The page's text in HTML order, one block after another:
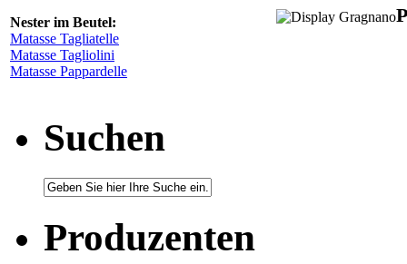
Nester im Beutel:
Matasse Tagliatelle
Matasse Tagliolini
Matasse Pappardelle
Suchen
Produzenten